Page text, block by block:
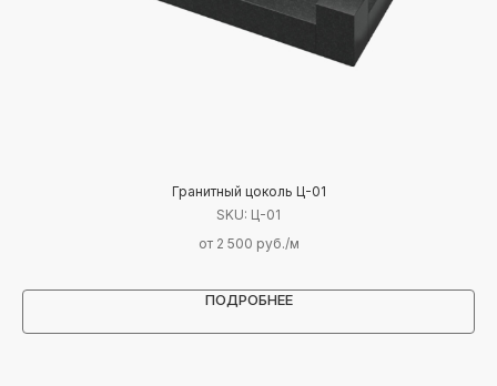
Гранитный цоколь Ц-01
SKU: Ц-01
от 2 500 руб./м
ПОДРОБНЕЕ